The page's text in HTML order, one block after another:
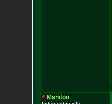
Manitou